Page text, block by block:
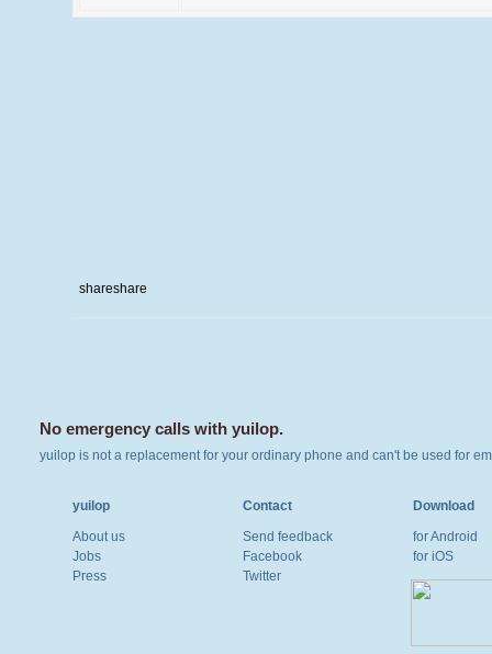
shareshare
No emergency calls with yuilop.
yuilop is not a replacement for your ordinary phone and can't be used for
yuilop
About us
Jobs
Press
Contact
Send feedback
Facebook
Twitter
Download
for Android
for iOS